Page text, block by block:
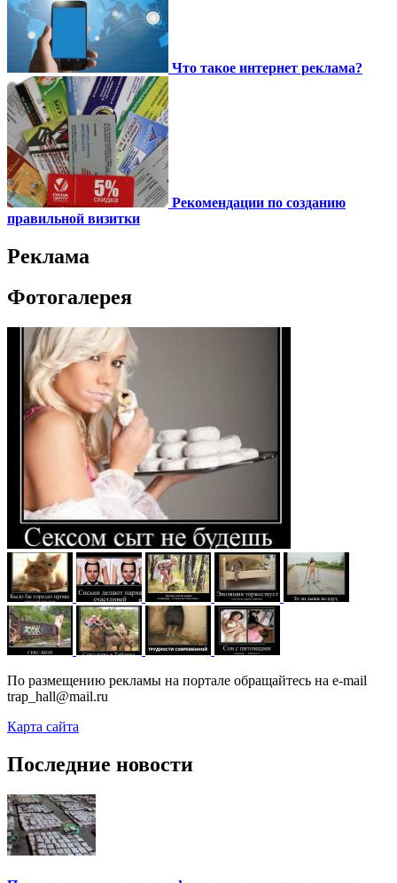
Что такое интернет реклама?
Рекомендации по созданию
правильной визитки
Реклама
Фотогалерея
По размещению рекламы на портале обращайтесь на e-mail
trap_hall@mail.ru
Карта сайта
Последние новости